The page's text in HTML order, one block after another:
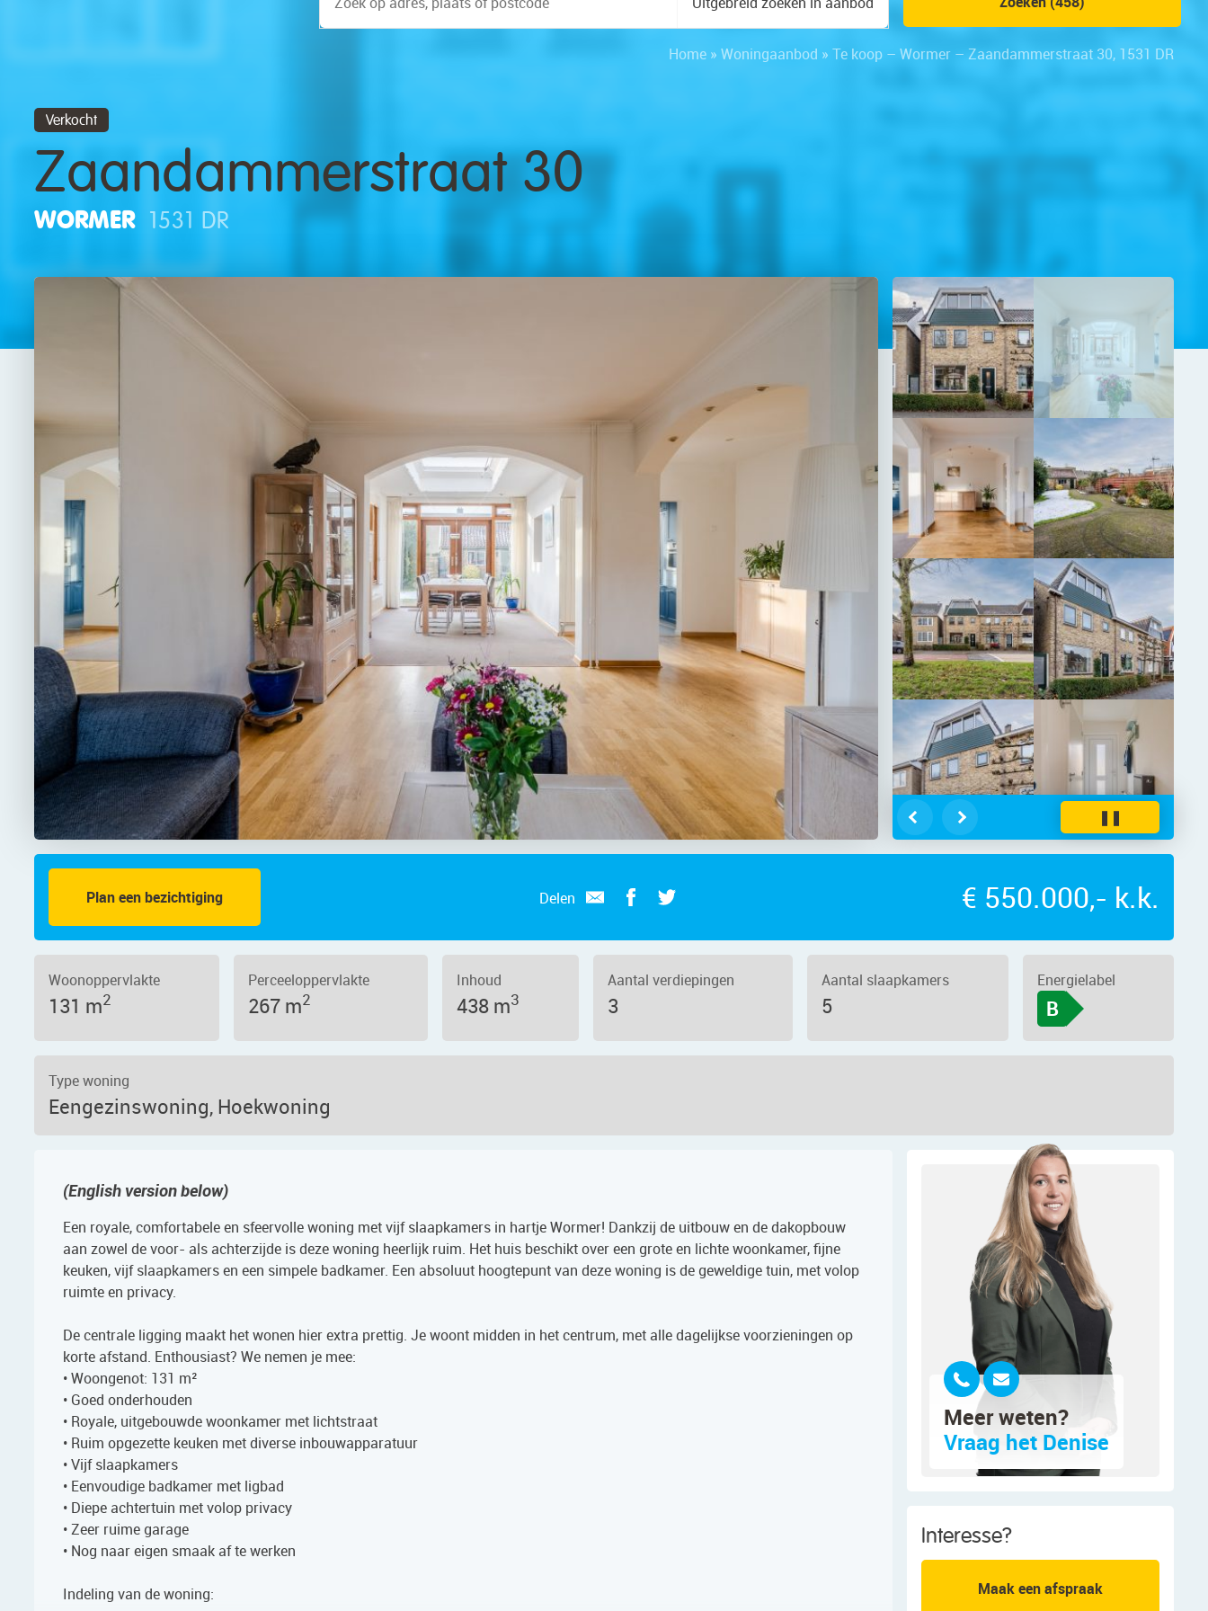
Home » Woningaanbod » Te koop – Wormer – Zaandammerstraat 30, 1531 DR
Verkocht
Zaandammerstraat 30
WORMER 1531 DR
– Foto 3
❚❚
Plan een bezichtiging Delen € 550.000,- k.k.
Woonoppervlakte
131 m2
Perceeloppervlakte
267 m2
Inhoud
438 m3
Aantal verdiepingen
3
Aantal slaapkamers
5
Energielabel
B
Type woning
Eengezinswoning, Hoekwoning
(English version below)
Een royale, comfortabele en sfeervolle woning met vijf slaapkamers in hartje Wormer! Dankzij de uitbouw en de dakopbouw
aan zowel de voor- als achterzijde is deze woning heerlijk ruim. Het huis beschikt over een grote en lichte woonkamer, fijne
keuken, vijf slaapkamers en een simpele badkamer. Een absoluut hoogtepunt van deze woning is de geweldige tuin, met volop
ruimte en privacy.
De centrale ligging maakt het wonen hier extra prettig. Je woont midden in het centrum, met alle dagelijkse voorzieningen op
korte afstand. Enthousiast? We nemen je mee:
• Woongenot: 131 m²
• Goed onderhouden
• Royale, uitgebouwde woonkamer met lichtstraat
• Ruim opgezette keuken met diverse inbouwapparatuur
• Vijf slaapkamers
• Eenvoudige badkamer met ligbad
• Diepe achtertuin met volop privacy
• Zeer ruime garage
• Nog naar eigen smaak af te werken
Indeling van de woning:
Meer weten?
Vraag het Denise
Interesse?
Maak een afspraak